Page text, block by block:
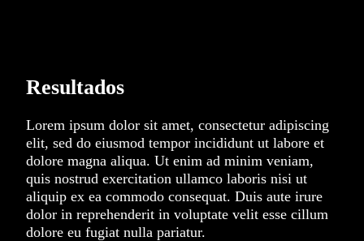
Resultados
Lorem ipsum dolor sit amet, consectetur adipiscing
elit, sed do eiusmod tempor incididunt ut labore et
dolore magna aliqua. Ut enim ad minim veniam,
quis nostrud exercitation ullamco laboris nisi ut
aliquip ex ea commodo consequat. Duis aute irure
dolor in reprehenderit in voluptate velit esse cillum
dolore eu fugiat nulla pariatur.